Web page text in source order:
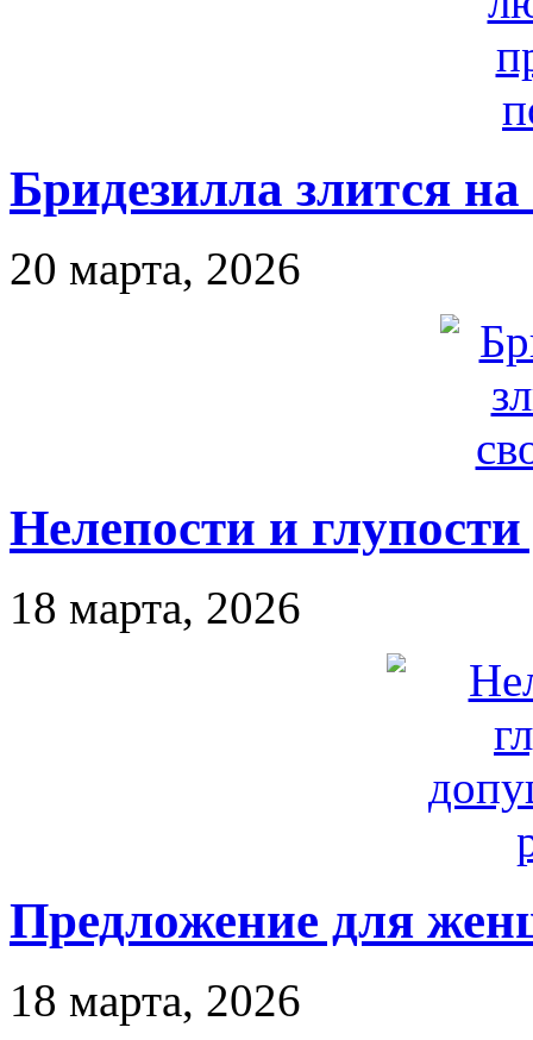
Бридезилла злится
20 марта, 2026
Нелепости и
18 марта, 2026
Предложение для
18 марта, 2026